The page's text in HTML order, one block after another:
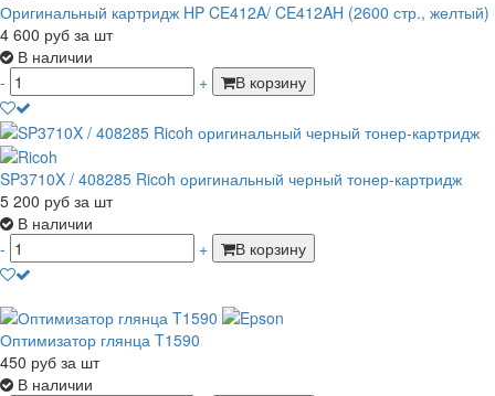
Оригинальный картридж HP CE412A/ CE412AH (2600 стр., желтый)
4 600 руб за шт
В наличии
-
+ В корзину
SP3710X / 408285 Ricoh оригинальный черный тонер-картридж
5 200 руб за шт
В наличии
-
+ В корзину
Оптимизатор глянца T1590
450 руб за шт
В наличии